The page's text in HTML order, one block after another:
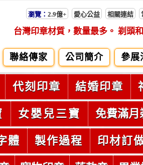
瀏覽： 2.9億+ 愛心公益 相關連結
台灣印章材質，數量最多。 剃頭
聯絡傳家 公司簡介 參展
代刻印章 結婚印章
女嬰兒三寶 免費滿月
體 製作過程 印材訂